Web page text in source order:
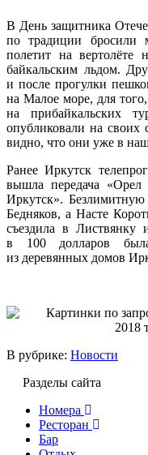
В День защитника
по традиции бросили
полетит на вертолёте
байкальским льдом.
и после прогулки
на Малое море, для
на прибайкальских
опубликовали на своих
видно, что они уже в
Ранее Иркутск
вышла передача
Иркутск».
Бедняков, а Насте
съездила в
в 100 долларов
из деревянных домов
В рубрике: Новости
Разделы сайта
Номера
Ресторан
Бар